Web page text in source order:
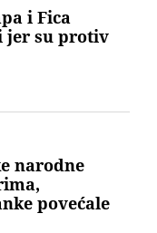
i Fica
jer su protiv
narodne
povećale